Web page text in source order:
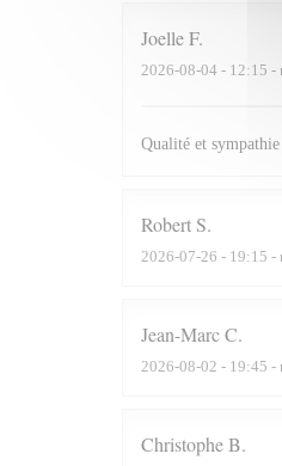
JoelleF
2026-08-04 - 12:15 -
Qualité et
Robert S
2026-07-26 - 19:15 -
Jean-MarcC
2026-08-02 - 19:45 -
ChristopheB